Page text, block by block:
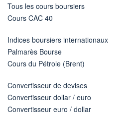
ÉCHANGE
07.08.26 / 22:00:00
Non éligible
Boursobank
Tous les cours boursiers
Cours CAC 40
Indices boursiers internationaux
Palmarès Bourse
Cours du Pétrole (Brent)
Convertisseur de devises
Convertisseur dollar / euro
Convertisseur euro / dollar